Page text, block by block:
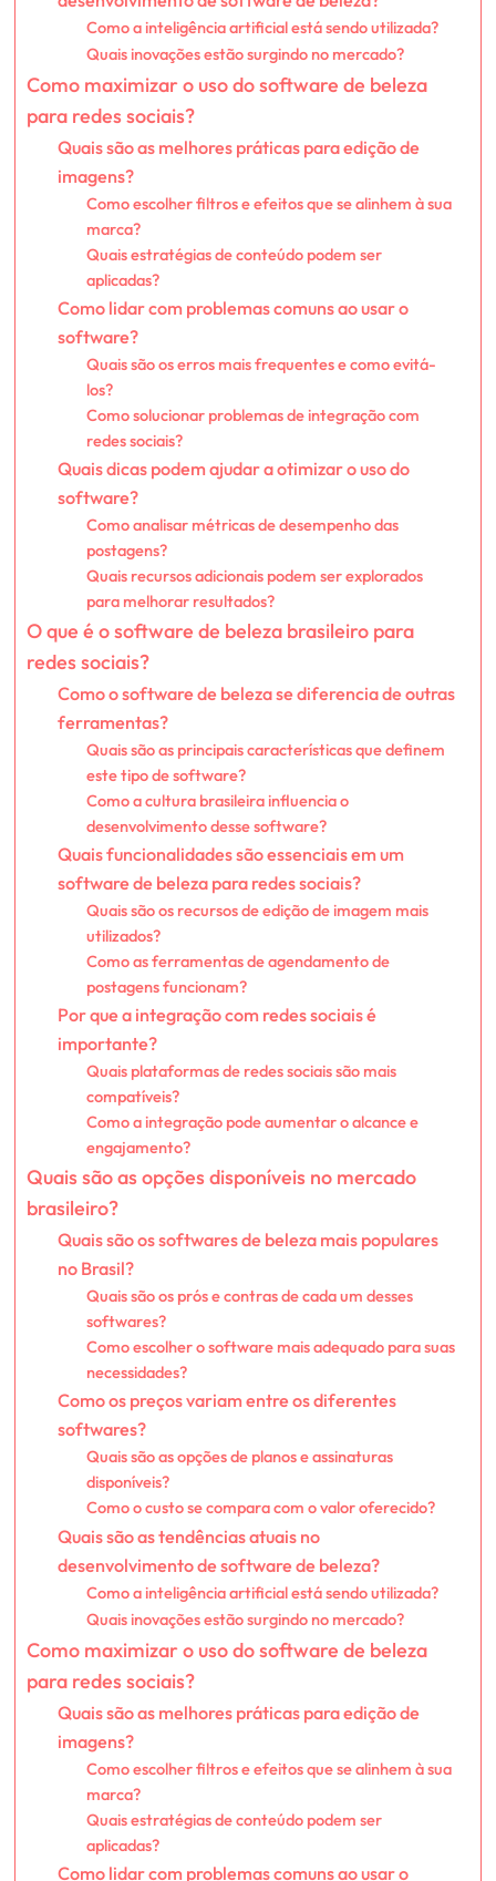
Como a inteligência artificial está sendo utilizada?
Quais inovações estão surgindo no mercado?
Como maximizar o uso do software de beleza
para redes sociais?
Quais são as melhores práticas para edição de
imagens?
Como escolher filtros e efeitos que se alinhem à sua
marca?
Quais estratégias de conteúdo podem ser
aplicadas?
Como lidar com problemas comuns ao usar o
software?
Quais são os erros mais frequentes e como evitá-
los?
Como solucionar problemas de integração com
redes sociais?
Quais dicas podem ajudar a otimizar o uso do
software?
Como analisar métricas de desempenho das
postagens?
Quais recursos adicionais podem ser explorados
para melhorar resultados?
O que é o software de beleza brasileiro para
redes sociais?
Como o software de beleza se diferencia de outras
ferramentas?
Quais são as principais características que definem
este tipo de software?
Como a cultura brasileira influencia o
desenvolvimento desse software?
Quais funcionalidades são essenciais em um
software de beleza para redes sociais?
Quais são os recursos de edição de imagem mais
utilizados?
Como as ferramentas de agendamento de
postagens funcionam?
Por que a integração com redes sociais é
importante?
Quais plataformas de redes sociais são mais
compatíveis?
Como a integração pode aumentar o alcance e
engajamento?
Quais são as opções disponíveis no mercado
brasileiro?
Quais são os softwares de beleza mais populares
no Brasil?
Quais são os prós e contras de cada um desses
softwares?
Como escolher o software mais adequado para suas
necessidades?
Como os preços variam entre os diferentes
softwares?
Quais são as opções de planos e assinaturas
disponíveis?
Como o custo se compara com o valor oferecido?
Quais são as tendências atuais no
desenvolvimento de software de beleza?
Como a inteligência artificial está sendo utilizada?
Quais inovações estão surgindo no mercado?
Como maximizar o uso do software de beleza
para redes sociais?
Quais são as melhores práticas para edição de
imagens?
Como escolher filtros e efeitos que se alinhem à sua
marca?
Quais estratégias de conteúdo podem ser
aplicadas?
Como lidar com problemas comuns ao usar o